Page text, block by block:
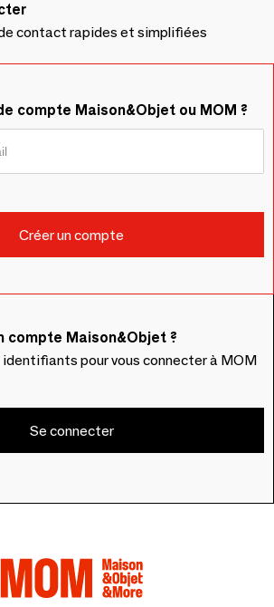
contact rapides et simplifiées
compte Maison&Objet ou MOM ?
compte Maison&Objet ?
pour vous connecter à MOM
Se connecter